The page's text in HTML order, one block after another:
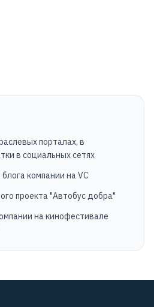
порталах, в
в социальных сетях
компании на VC
проекта "Автобус добра"
на кинофестивале